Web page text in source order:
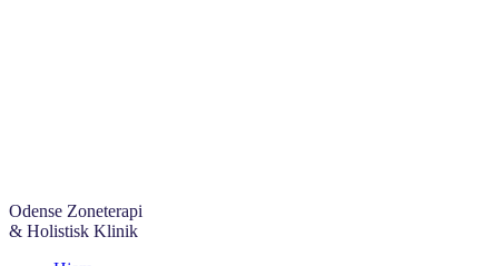
Odense Zoneterapi
& Holistisk Klinik